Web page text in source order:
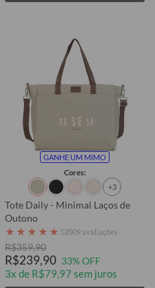
GANHE UM MIMO
Cores:
+3
Tote Daily - Minimal Laços de
Outono
★ ★ ★ ★ ★ 12009 avaliações
R$359,90
R$239,90 33% OFF
3x de R$79,97 sem juros